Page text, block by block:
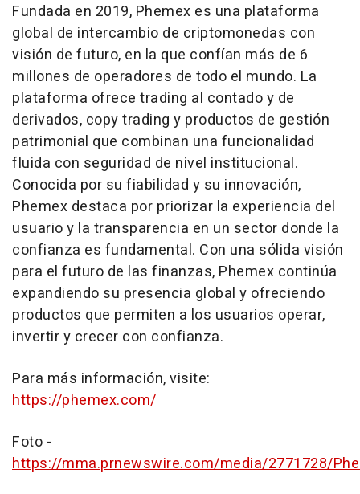
Fundada en 2019, Phemex es una plataforma
global de intercambio de criptomonedas con
visión de futuro, en la que confían más de 6
millones de operadores de todo el mundo. La
plataforma ofrece trading al contado y de
derivados, copy trading y productos de gestión
patrimonial que combinan una funcionalidad
fluida con seguridad de nivel institucional.
Conocida por su fiabilidad y su innovación,
Phemex destaca por priorizar la experiencia del
usuario y la transparencia en un sector donde la
confianza es fundamental. Con una sólida visión
para el futuro de las finanzas, Phemex continúa
expandiendo su presencia global y ofreciendo
productos que permiten a los usuarios operar,
invertir y crecer con confianza.
Para más información, visite:
https://phemex.com/
Foto -
https://mma.prnewswire.com/media/2771728/